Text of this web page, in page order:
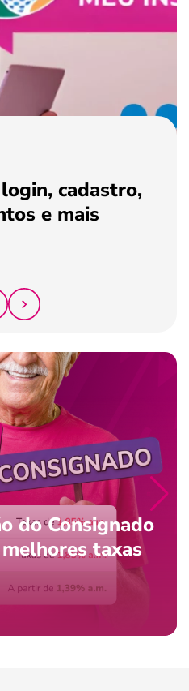
cadastro,
e mais
do Consignado
taxas